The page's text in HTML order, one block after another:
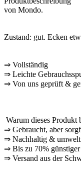
von Mondo.
Zustand: gut. Ecken
⇒ Vollständig
⇒ Leichte
⇒ Von uns geprüft &
Warum dieses Produkt
⇒ Gebraucht, aber
⇒ Nachhaltig &
⇒ Bis zu 70% günstiger
⇒ Versand aus der